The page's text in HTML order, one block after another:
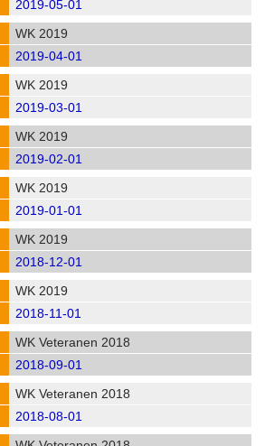
2019-05-01
WK 2019
2019-04-01
WK 2019
2019-03-01
WK 2019
2019-02-01
WK 2019
2019-01-01
WK 2019
2018-12-01
WK 2019
2018-11-01
WK Veteranen 2018
2018-09-01
WK Veteranen 2018
2018-08-01